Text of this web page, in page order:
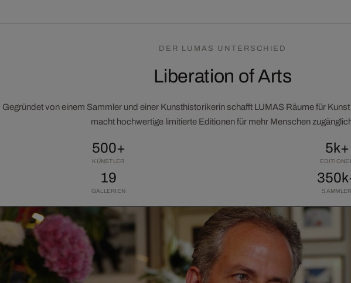
DER LUMAS UNTERSCHIED
Liberation of Arts
Gegründet von einem Sammler und einer Kunsthistorikerin schafft LUMAS Räume für
macht hochwertige limitierte Editionen für mehr Menschen
500+
KÜNSTLER
5k+
19
GALLERIEN SAMMLER